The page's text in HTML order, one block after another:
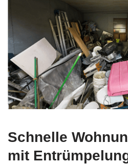
Schnelle
mit